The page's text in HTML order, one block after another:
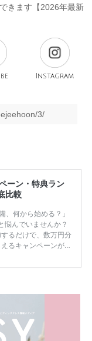
きます【2026年最新
Instagram
3/
ーン・特典ラン
比較
何から始める？」
悩んでいませんか？
るだけで、数万円分
るキャンペーンがあ
てしまうことも……。
・注意点 「どこが
？」といった疑問も
を絞れる「ウェディ